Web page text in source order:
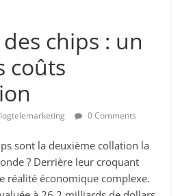
chips : un
coûts
0 Comments
sont la deuxième collation la
? Derrière leur croquant
réalité économique complexe.